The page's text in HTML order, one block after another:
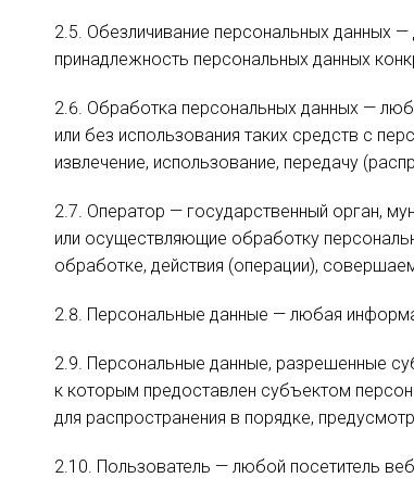
2.5. Обезличивание персональных данных
принадлежность персональных данных
2.6. Обработка персональных данных —
или без использования таких средств с
извлечение, использование, передачу
2.7. Оператор — государственный орган,
или осуществляющие обработку
обработке, действия (операции),
2.8. Персональные данные — любая
2.9. Персональные данные, разрешенные
к которым предоставлен субъектом
для распространения в порядке,
2.10. Пользователь — любой посетитель